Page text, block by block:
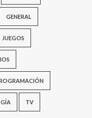
GENERAL
JUEGOS
TV